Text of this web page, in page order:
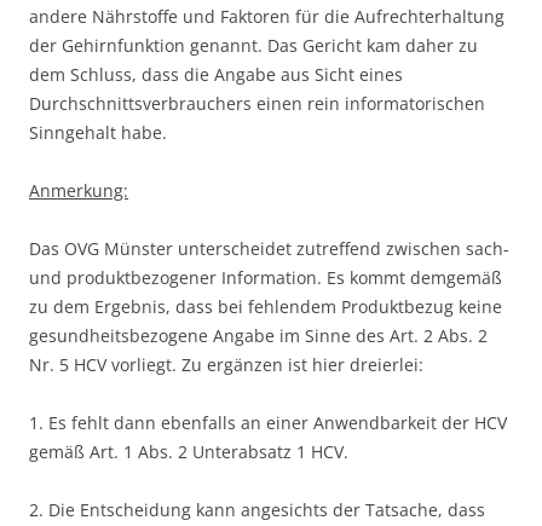
andere Nährstoffe und Faktoren für die Aufrechterhaltung
der Gehirnfunktion genannt. Das Gericht kam daher zu
dem Schluss, dass die Angabe aus Sicht eines
Durchschnittsverbrauchers einen rein informatorischen
Sinngehalt habe.
Anmerkung:
Das OVG Münster unterscheidet zutreffend zwischen sach-
und produktbezogener Information. Es kommt demgemäß
zu dem Ergebnis, dass bei fehlendem Produktbezug keine
gesundheitsbezogene Angabe im Sinne des Art. 2 Abs. 2
Nr. 5 HCV vorliegt. Zu ergänzen ist hier dreierlei:
1. Es fehlt dann ebenfalls an einer Anwendbarkeit der HCV
gemäß Art. 1 Abs. 2 Unterabsatz 1 HCV.
2. Die Entscheidung kann angesichts der Tatsache, dass